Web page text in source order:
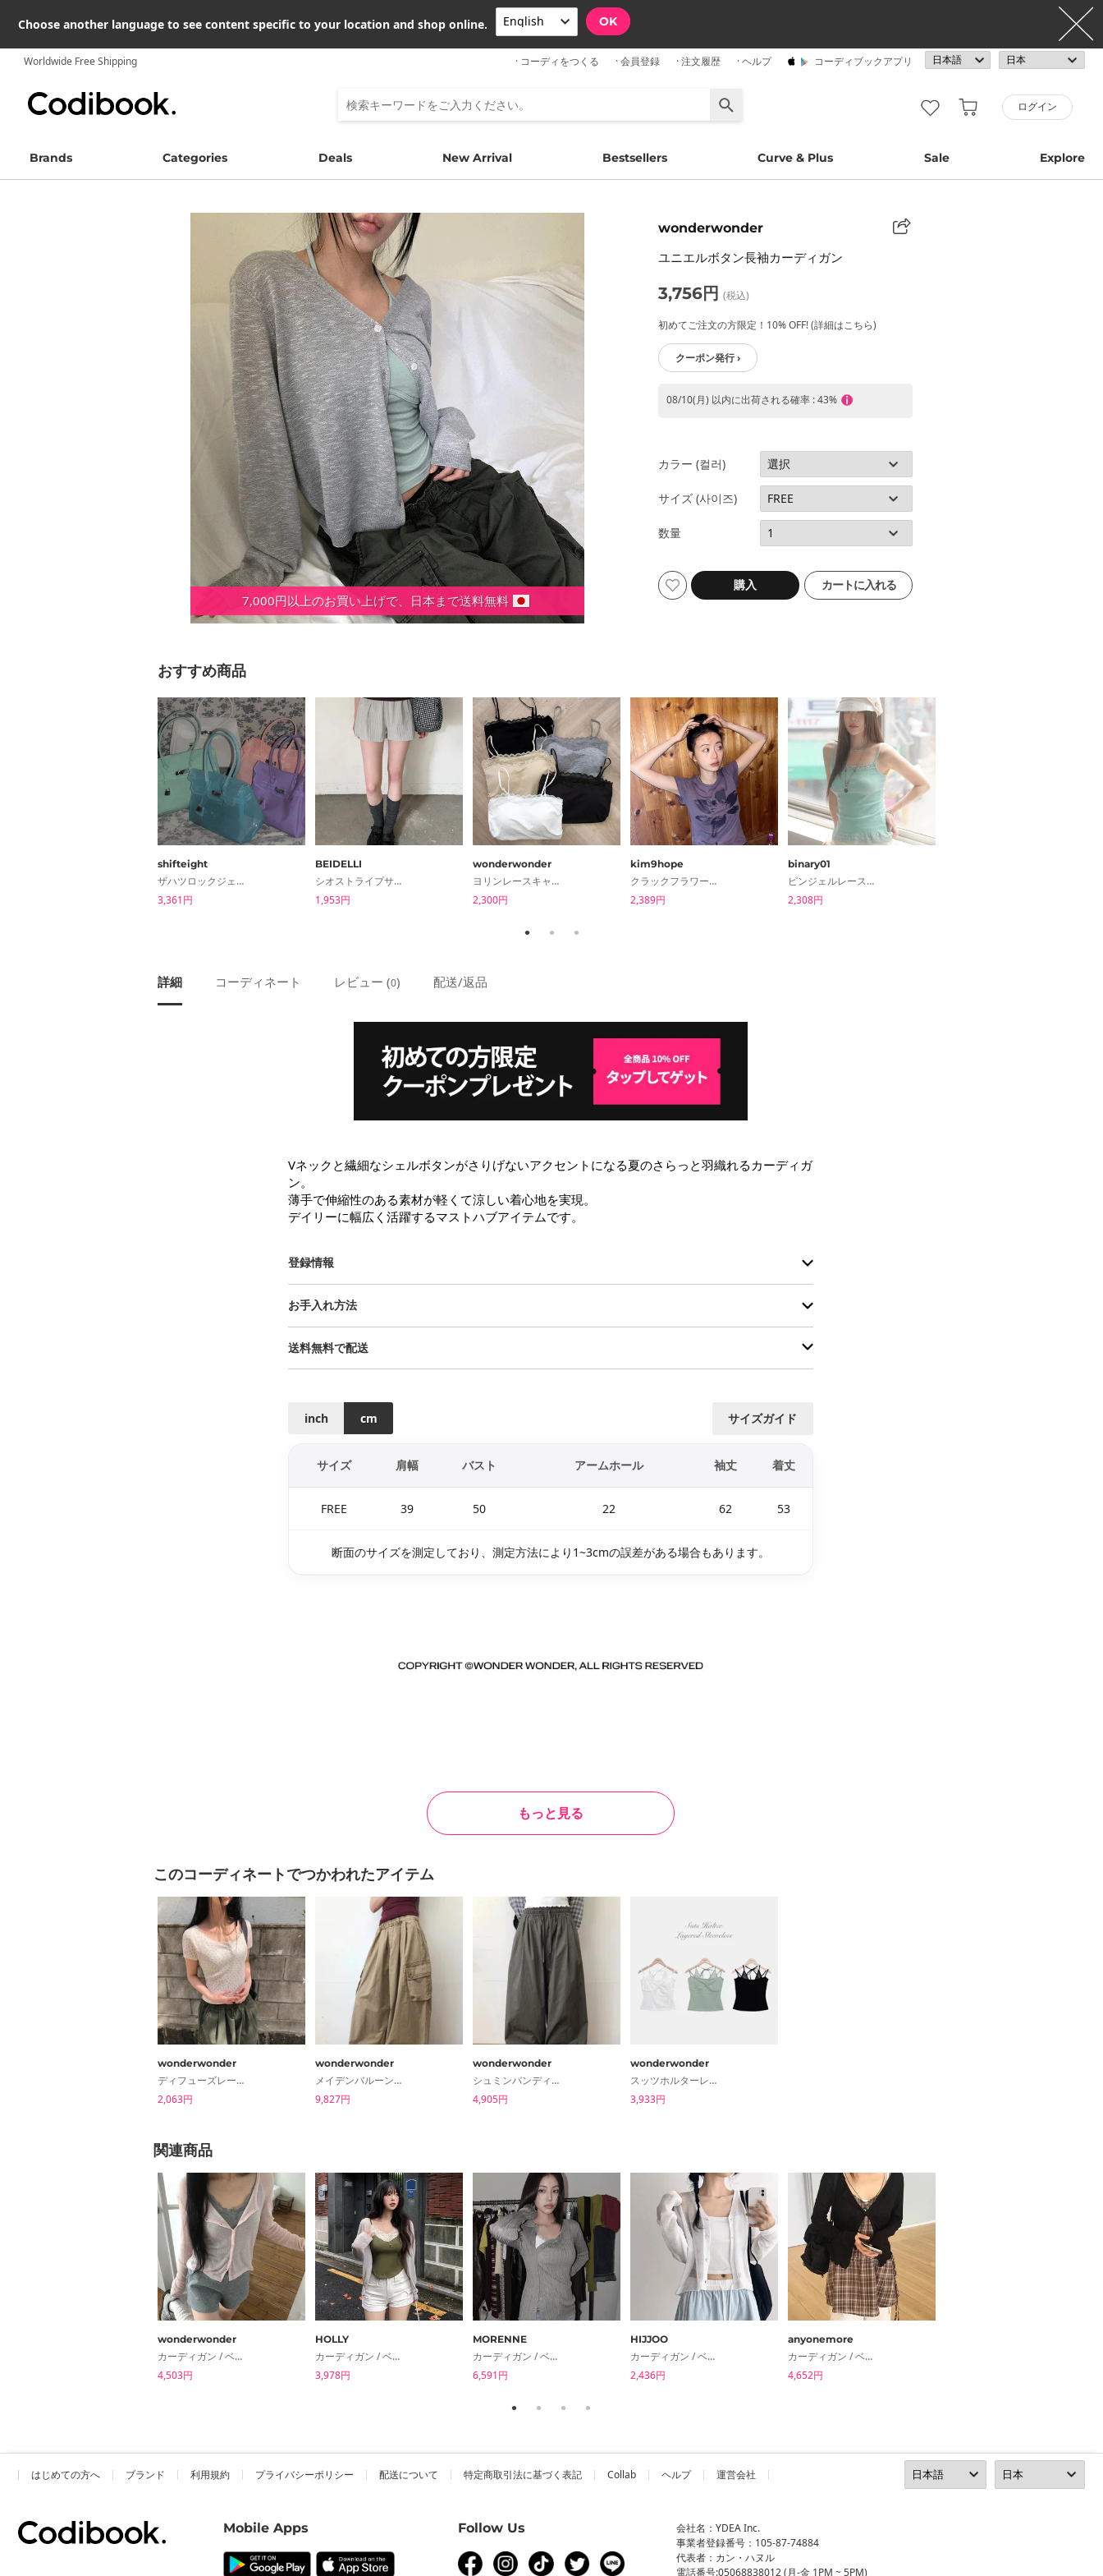
Choose another language to see content specific to your location and shop online. OK
Worldwide Free Shipping · コーディをつくる · 会員登録 · 注文履歴 · ヘルプ コーディブックアプリ
ログイン
Brands Categories Deals New Arrival Bestsellers Curve & Plus Sale Explore
7,000円以上のお買い上げで、日本まで送料無料
wonderwonder
ユニエルボタン長袖カーディガン
3,756円 (税込)
初めてご注文の方限定！10% OFF! (詳細はこちら)
クーポン発行 ›
08/10(月) 以内に出荷される確率 : 43%
カラー (컬러)
サイズ (사이즈)
数量
おすすめ商品
shifteight
ザハツロックジェリーショルダーバッグジェリーバッグトートバッグ5color
3,361円
BEIDELLI
シオストライプサマーショートパンツ
1,953円
wonderwonder
ヨリンレースキャップ付きスリーブレスタンクトップ
2,300円
kim9hope
クラックフラワースリムTシャツ
2,389円
binary01
ピンジェルレーススリーブレス
2,308円
詳細 コーディネート レビュー (0) 配送/返品
もっと見る
Vネックと繊細なシェルボタンがさりげないアクセントになる夏のさらっと羽織れるカーディガ
ン。
薄手で伸縮性のある素材が軽くて涼しい着心地を実現。
デイリーに幅広く活躍するマストハブアイテムです。
登録情報
お手入れ方法
送料無料で配送
サイズガイド
inch cm
サイズ 肩幅 バスト アームホール 袖丈 着丈
FREE 39 50 22 62 53
断面のサイズを測定しており、測定方法により1~3cmの誤差がある場合もあります。
このコーディネートでつかわれたアイテム
wonderwonder
ディフューズレース半袖Tシャツ
2,063円
wonderwonder
メイデンバルーンワイドバンディングパンツ
9,827円
wonderwonder
シュミンバンディングワイドパンツ
4,905円
wonderwonder
スッツホルターレイヤースリーブレス
3,933円
関連商品
wonderwonder
カーディガン / ベスト
4,503円
HOLLY
カーディガン / ベスト
3,978円
MORENNE
カーディガン / ベスト
6,591円
HIJJOO
カーディガン / ベスト
2,436円
anyonemore
カーディガン / ベスト
4,652円
はじめての方へ ブランド 利用規約 プライバシーポリシー 配送について 特定商取引法に基づく表記 Collab ヘルプ 運営会社
Mobile Apps Follow Us
会社名：YDEA Inc.
事業者登録番号：105-87-74884
代表者：カン・ハヌル
電話番号:05068838012 (月-金 1PM ~ 5PM)